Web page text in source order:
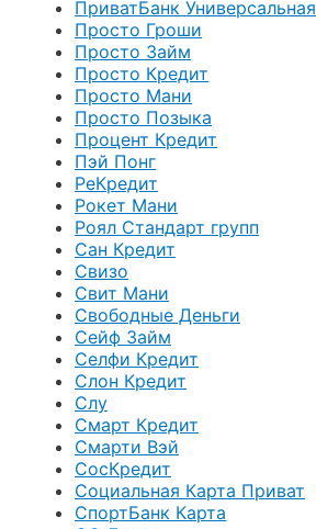
ПриватБанк Универсальная
Просто Гроши
Просто Займ
Просто Кредит
Просто Мани
Просто Позыка
Процент Кредит
Пэй Понг
РеКредит
Рокет Мани
Роял Стандарт групп
Сан Кредит
Свизо
Свит Мани
Свободные Деньги
Сейф Займ
Селфи Кредит
Слон Кредит
Слу
Смарт Кредит
Смарти Вэй
СосКредит
Социальная Карта Приват
СпортБанк Карта